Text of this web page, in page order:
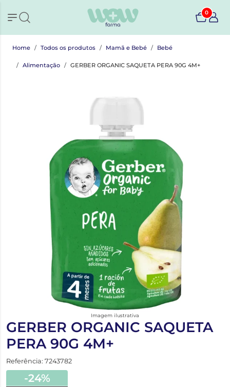
0
Home Todos os produtos Mamã e Bebé Bebé
Alimentação GERBER ORGANIC SAQUETA PERA 90G 4M+
Imagem ilustrativa
GERBER ORGANIC SAQUETA
PERA 90G 4M+
Referência: 7243782
-24%